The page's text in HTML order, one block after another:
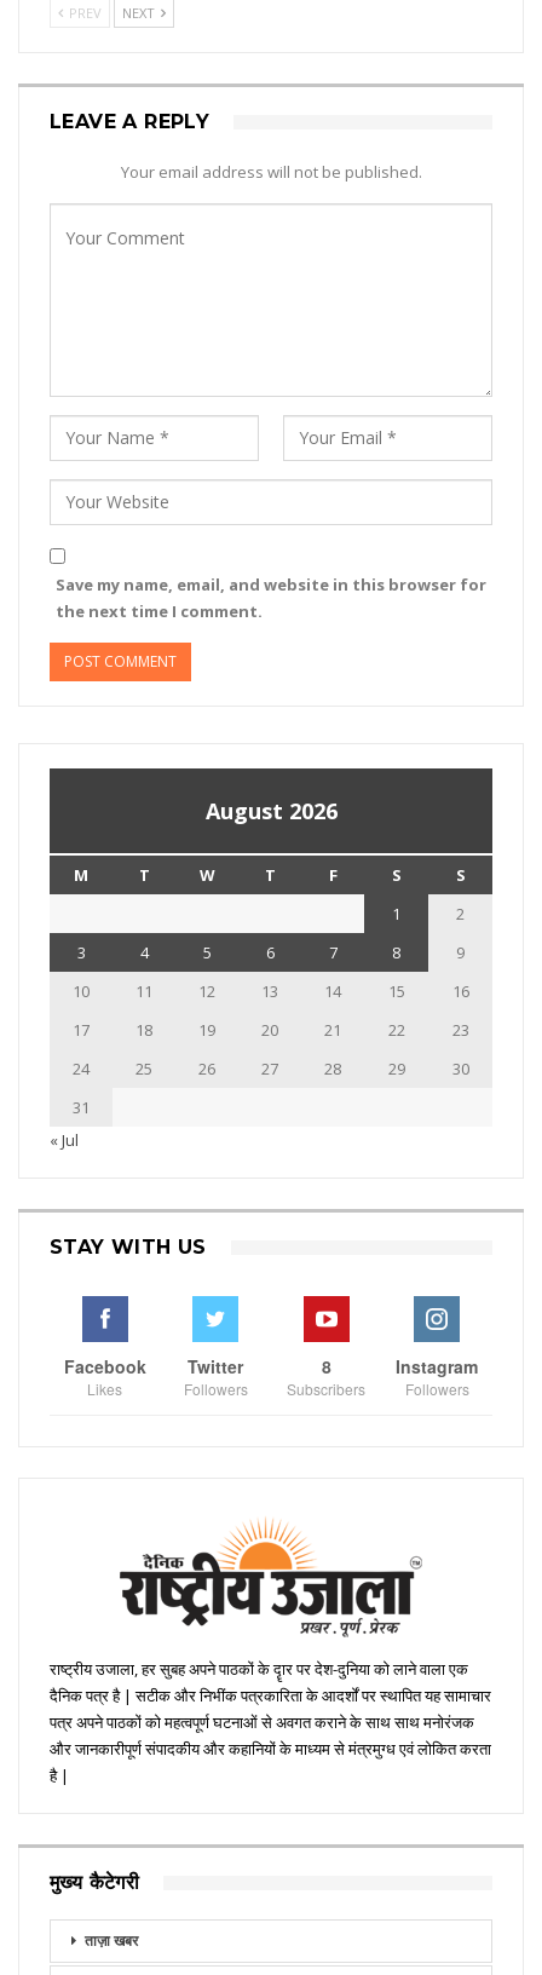
PREV NEXT
LEAVE A REPLY
Your email address will not be published.
Save my name, email, and website in this browser for
the next time I comment.
August 2026
M T W T F S
S
1
2
3
4 5 6 7 8
9
10
11 12 13 14 15
16
17
18 19 20 21 22
23
24
25 26 27 28 29
30
31
« Jul
STAY WITH US
Facebook
Likes
Twitter
Followers
8
Subscribers
Instagram
Followers
राष्ट्रीय उजाला, हर सुबह अपने पाठकों के दॄार पर देश-दुनिया को लाने वाला एक
दैनिक पत्र है | सटीक और निभींक पत्रकारिता के आदर्शों पर स्थापित यह सामाचार
पत्र अपने पाठकों को महत्वपूर्ण घटनाओं से अवगत कराने के साथ साथ मनोरंजक
और जानकारीपूर्ण संपादकीय और कहानियों के माध्यम से मंत्रमुग्ध एवं लोकित करता
है |
मुख्य कैटेगरी
ताज़ा खबर